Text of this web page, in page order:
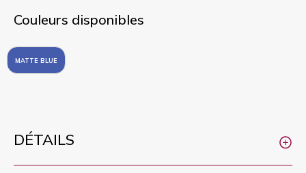
Couleurs disponibles
MATTE BLUE
DÉTAILS